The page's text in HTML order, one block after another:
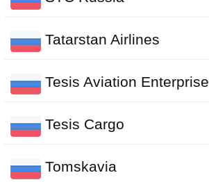
Tatarstan Airlines
Tesis Aviation Enterprise
Tesis Cargo
Tomskavia